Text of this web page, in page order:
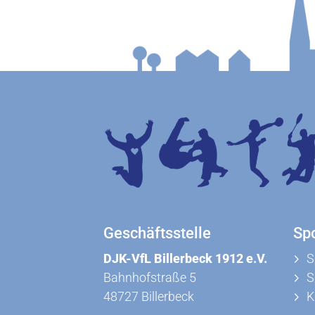
Geschäftsstelle
DJK-VfL Billerbeck 1912 e.V.
Bahnhofstraße 5
48727 Billerbeck